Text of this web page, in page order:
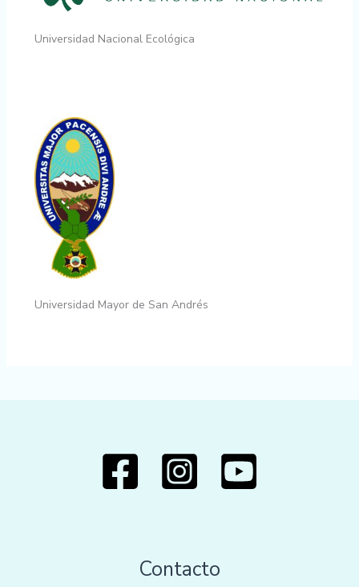
Universidad Nacional Ecológica
Universidad Mayor de San Andrés
Contacto